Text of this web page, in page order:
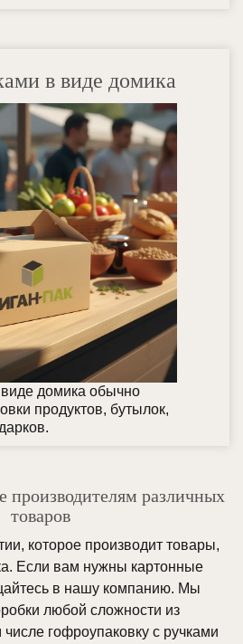
в виде домика
домика обычно
продуктов, бутылок,
различных
товаров
которое производит товары,
Если вам нужны картонные
в нашу компанию. Мы
любой сложности из
гофроупаковку с ручками